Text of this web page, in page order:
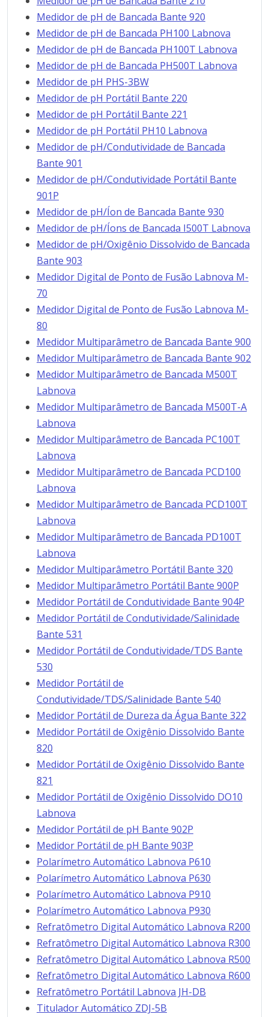
Medidor de pH de Bancada Bante 920
Medidor de pH de Bancada PH100 Labnova
Medidor de pH de Bancada PH100T Labnova
Medidor de pH de Bancada PH500T Labnova
Medidor de pH PHS-3BW
Medidor de pH Portátil Bante 220
Medidor de pH Portátil Bante 221
Medidor de pH Portátil PH10 Labnova
Medidor de pH/Condutividade de Bancada
Bante 901
Medidor de pH/Condutividade Portátil Bante
901P
Medidor de pH/Íon de Bancada Bante 930
Medidor de pH/Íons de Bancada I500T Labnova
Medidor de pH/Oxigênio Dissolvido de Bancada
Bante 903
Medidor Digital de Ponto de Fusão Labnova M-
70
Medidor Digital de Ponto de Fusão Labnova M-
80
Medidor Multiparâmetro de Bancada Bante 900
Medidor Multiparâmetro de Bancada Bante 902
Medidor Multiparâmetro de Bancada M500T
Labnova
Medidor Multiparâmetro de Bancada M500T-A
Labnova
Medidor Multiparâmetro de Bancada PC100T
Labnova
Medidor Multiparâmetro de Bancada PCD100
Labnova
Medidor Multiparâmetro de Bancada PCD100T
Labnova
Medidor Multiparâmetro de Bancada PD100T
Labnova
Medidor Multiparâmetro Portátil Bante 320
Medidor Multiparâmetro Portátil Bante 900P
Medidor Portátil de Condutividade Bante 904P
Medidor Portátil de Condutividade/Salinidade
Bante 531
Medidor Portátil de Condutividade/TDS Bante
530
Medidor Portátil de
Condutividade/TDS/Salinidade Bante 540
Medidor Portátil de Dureza da Água Bante 322
Medidor Portátil de Oxigênio Dissolvido Bante
820
Medidor Portátil de Oxigênio Dissolvido Bante
821
Medidor Portátil de Oxigênio Dissolvido DO10
Labnova
Medidor Portátil de pH Bante 902P
Medidor Portátil de pH Bante 903P
Polarímetro Automático Labnova P610
Polarímetro Automático Labnova P630
Polarímetro Automático Labnova P910
Polarímetro Automático Labnova P930
Refratômetro Digital Automático Labnova R200
Refratômetro Digital Automático Labnova R300
Refratômetro Digital Automático Labnova R500
Refratômetro Digital Automático Labnova R600
Refratômetro Portátil Labnova JH-DB
Titulador Automático ZDJ-5B